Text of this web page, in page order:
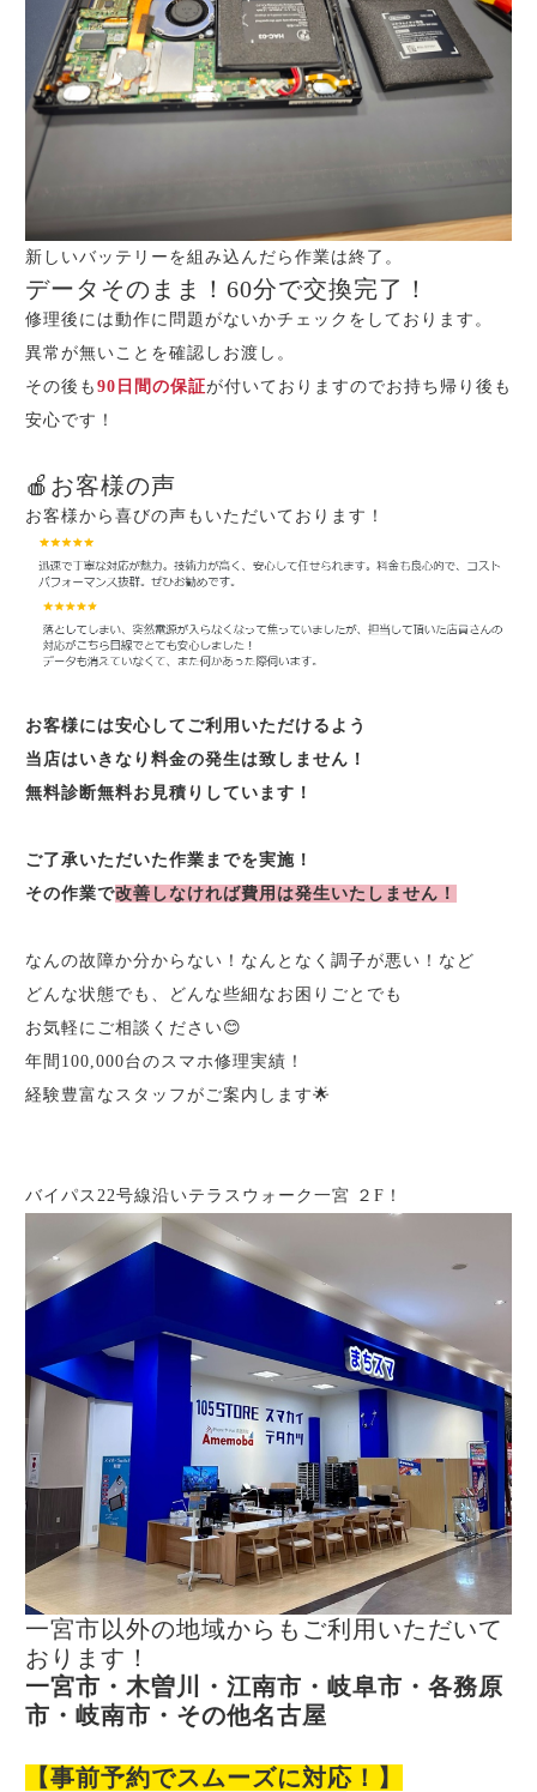
新しいバッテリーを組み込んだら作業は終了。
データそのまま！60分で交換完了！
修理後には動作に問題がないかチェックをしております。
異常が無いことを確認しお渡し。
その後も 90日間の保証が付いておりますのでお持ち帰り後も
安心です！
🍎お客様の声
お客様から喜びの声もいただいております！
お客様には安心してご利用いただけるよう
当店はいきなり料金の発生は致しません！
無料診断無料お見積りしています！
ご了承いただいた作業までを実施！
その作業で改善しなければ費用は発生いたしません！
なんの故障か分からない！なんとなく調子が悪い！など
どんな状態でも、どんな些細なお困りごとでも
お気軽にご相談ください😊
年間100,000台のスマホ修理実績！
経験豊富なスタッフがご案内します🌟
バイパス22号線沿いテラスウォーク一宮 ２F！
一宮市以外の地域からもご利用いただいて
おります！
一宮市・木曽川・江南市・岐阜市・各務原
市・岐南市・その他名古屋
【事前予約でスムーズに対応！】